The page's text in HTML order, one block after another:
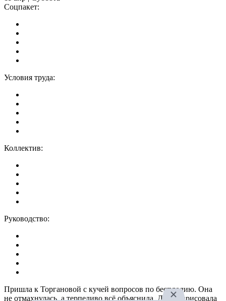
Соцпакет:
Условия труда:
Коллектив:
Руководство:
Пришла к Торгановой с кучей вопросов по бесплодию. Она
не отмахнулась, а терпеливо всё объяснила. Даже нарисовала